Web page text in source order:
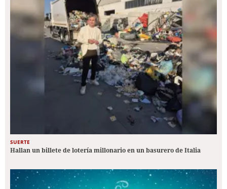
SUERTE
Hallan un billete de lotería millonario en un basurero de Italia